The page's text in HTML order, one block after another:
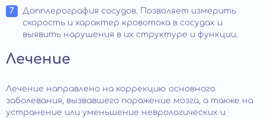
Допплерография сосудов. Позволяет измерить
скорость и характер кровотока в сосудах и
выявить нарушения в их структуре и функции.
Лечение
Лечение направлено на коррекцию основного
заболевания, вызвавшего поражение мозга, а также на
устранение или уменьшение неврологических и